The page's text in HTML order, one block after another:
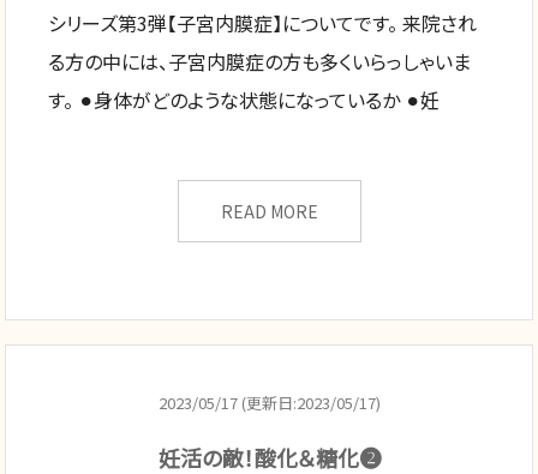
シリーズ第3弾【子宮内膜症】についてです。 来院され
る方の中には、子宮内膜症の方も多くいらっしゃいま
す。 ⚫︎身体がどのような状態になっているか ⚫︎妊
READ MORE
2023/05/17 (更新日:2023/05/17)
妊活の敵！酸化＆糖化❷